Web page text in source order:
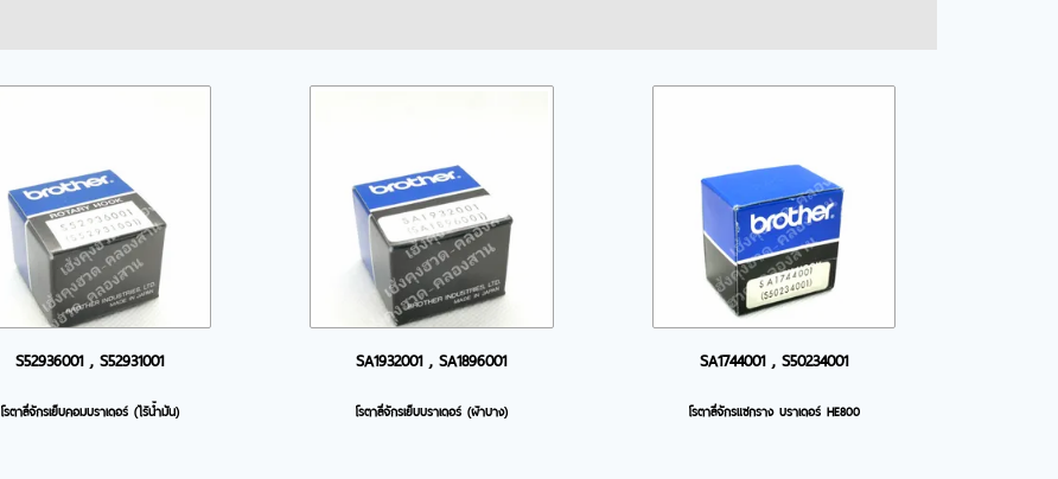
S52936001 , S52931001
โรตาลี่จักรเย็บคอมบราเดอร์ (ไร้น้ำมัน)
SA1932001 , SA1896001
โรตาลี่จักรเย็บบราเดอร์ (ผ้าบาง)
SA1744001 , S50234001
โรตาลี่จักรแซกราง บราเดอร์ HE800